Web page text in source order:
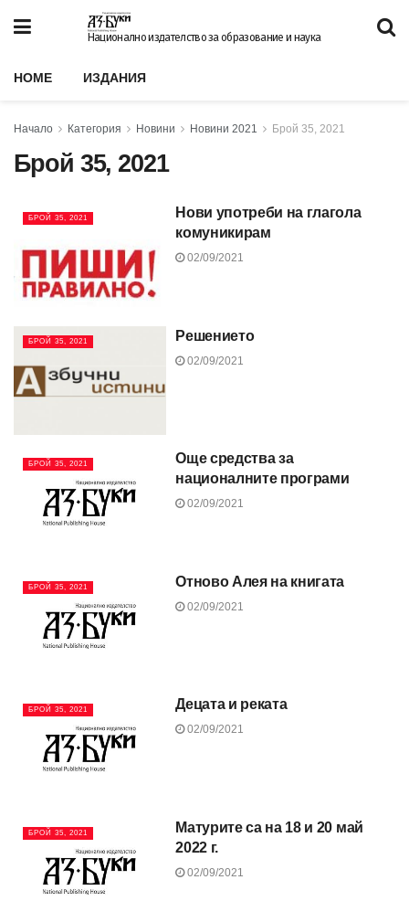
Национално издателство за образование и наука
HOME ИЗДАНИЯ
Начало Категория Новини Новини 2021 Брой 35, 2021
Брой 35, 2021
БРОЙ 35, 2021
Нови употреби на глагола
комуникирам
02/09/2021
БРОЙ 35, 2021 Решението
02/09/2021
БРОЙ 35, 2021
Още средства за
националните програми
02/09/2021
БРОЙ 35, 2021 Отново Алея на книгата
02/09/2021
БРОЙ 35, 2021 Децата и реката
02/09/2021
БРОЙ 35, 2021
Матурите са на 18 и 20 май
2022 г.
02/09/2021